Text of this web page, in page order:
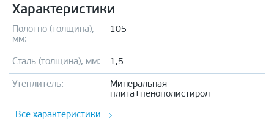
Характеристики
Полотно (толщина),
мм:
105
Сталь (толщина), мм: 1,5
Утеплитель:
Минеральная
плита+пенополистирол
Все характеристики